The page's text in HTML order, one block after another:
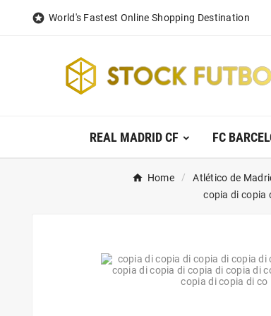
 World's Fastest Online Shopping Destination
REAL MADRID CF FC
Home Atlético de
copia di copia